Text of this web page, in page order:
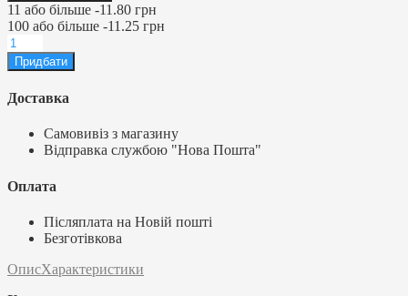
11 або більше -11.80 грн
100 або більше -11.25 грн
Доставка
Самовивіз з магазину
Відправка службою "Нова Пошта"
Оплата
Післяплата на Новій пошті
Безготівкова
ОписХарактеристики